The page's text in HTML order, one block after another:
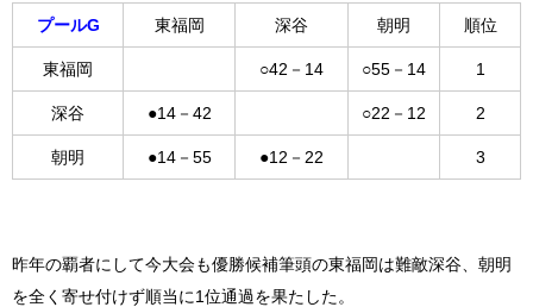
プールG 東福岡 深谷 朝明 順位
東福岡 ○42－14 ○55－14 1
深谷 ●14－42 ○22－12 2
朝明 ●14－55 ●12－22 3
昨年の覇者にして今大会も優勝候補筆頭の東福岡は難敵深谷、朝明
を全く寄せ付けず順当に1位通過を果たした。